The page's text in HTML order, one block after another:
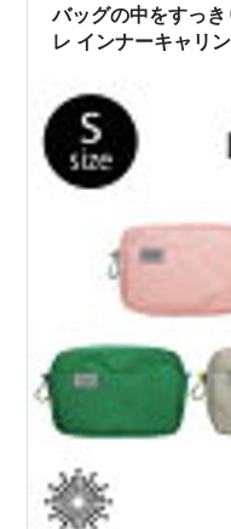
バッグの中をすっ
レ インナーキャリ